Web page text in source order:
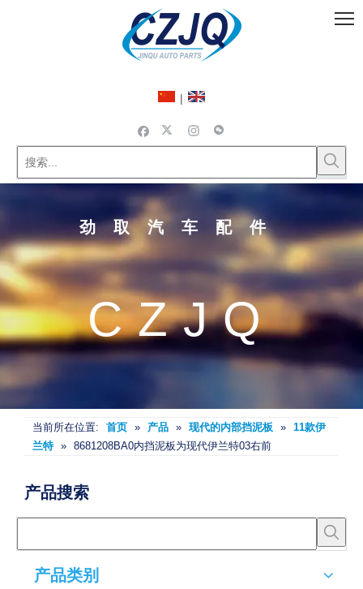
|
劲取汽车配件
CZJQ
当前所在位置: 首页 » 产品 » 现代的内部挡泥板 » 11款伊
兰特 » 8681208BA0内挡泥板为现代伊兰特03右前
产品搜索
产品类别